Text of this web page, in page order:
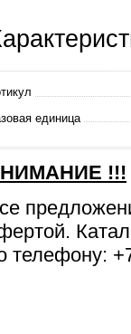
единица
!!!
телефону: